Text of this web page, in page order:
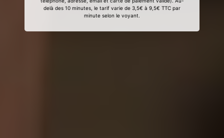
delà des 10 minutes, le tarif varie de 3,5€ à 9,5€ TTC par
minute selon le voyant.